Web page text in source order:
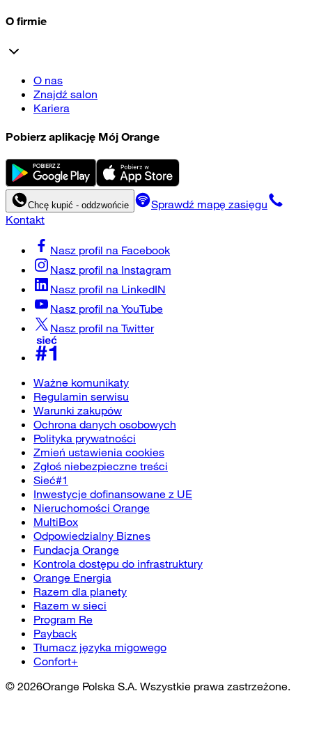
O firmie
O nas
Znajdź salon
Kariera
Pobierz aplikację Mój Orange
Chcę kupić - oddzwońcie
Sprawdź mapę zasięgu
Kontakt
Nasz profil na Facebook
Nasz profil na Instagram
Nasz profil na LinkedIN
Nasz profil na YouTube
Nasz profil na Twitter
Ważne komunikaty
Regulamin serwisu
Warunki zakupów
Ochrona danych osobowych
Polityka prywatności
Zmień ustawienia cookies
Zgłoś niebezpieczne treści
Sieć#1
Inwestycje dofinansowane z UE
Nieruchomości Orange
MultiBox
Odpowiedzialny Biznes
Fundacja Orange
Kontrola dostępu do infrastruktury
Orange Energia
Razem dla planety
Razem w sieci
Program Re
Payback
Tłumacz języka migowego
Confort+
© 2026Orange Polska S.A. Wszystkie prawa zastrzeżone.